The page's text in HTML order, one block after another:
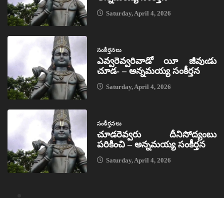
Saturday, April 4, 2026
సంకీర్తనలు
ఎవ్వరెవ్వరివాడో యీ జీవుఁడు
చూడ- – అన్నమయ్య సంకీర్తన
Saturday, April 4, 2026
సంకీర్తనలు
చూడరెవ్వరు దీనిసోద్యంబు
పరికించి – అన్నమయ్య సంకీర్తన
Saturday, April 4, 2026